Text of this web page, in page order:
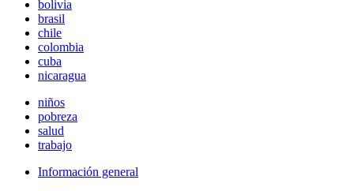
bolivia
brasil
chile
colombia
cuba
nicaragua
niños
pobreza
salud
trabajo
Información general